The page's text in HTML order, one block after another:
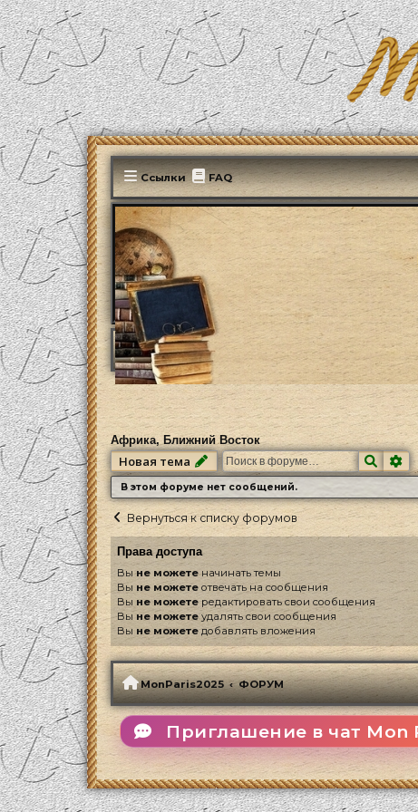
Ссылки FAQ
MonParis2025 ФОРУМ Мир вокруг нас
Африка, Ближний Восток
Новая тема Поиск
В этом форуме нет сообщений.
Вернуться к списку форумов
Права доступа
Выне можете начинать темы
Вы не можете отвечать на сообщения
Вы не можетередактировать свои сообщения
Вы не можетеудалять свои сообщения
Вы не можетедобавлять вложения
MonParis2025 ФОРУМ
Приглашение в чат Mon